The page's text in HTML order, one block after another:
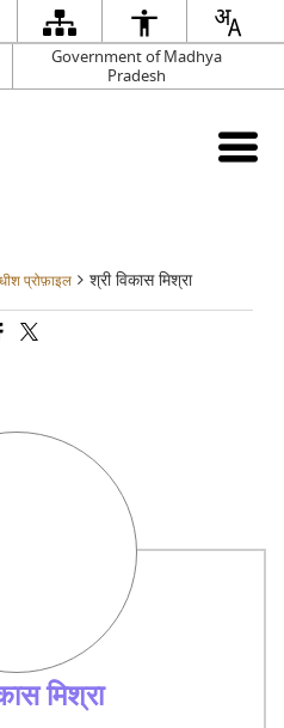
Government of Madhya
Pradesh
प्रोफ़ाइल श्री विकास मिश्रा
मिश्रा